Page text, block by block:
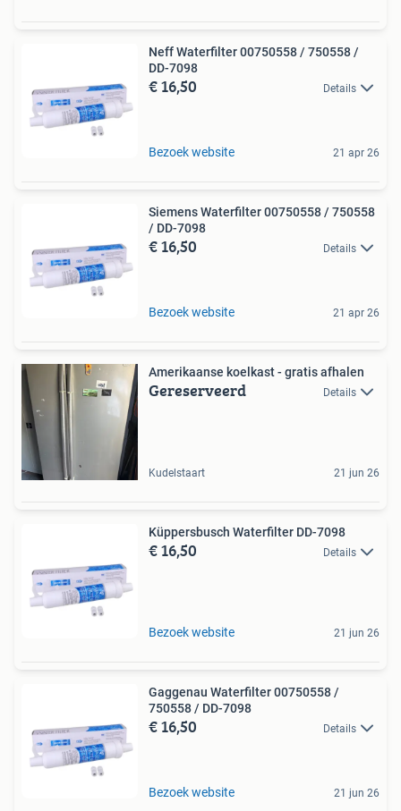
Neff Waterfilter 00750558 / 750558 /
DD-7098
€ 16,50 Details
Bezoek website 21 apr 26
Siemens Waterfilter 00750558 / 750558
/ DD-7098
€ 16,50 Details
Bezoek website 21 apr 26
Amerikaanse koelkast - gratis afhalen
Gereserveerd Details
Kudelstaart 21 jun 26
Küppersbusch Waterfilter DD-7098
€ 16,50 Details
Bezoek website 21 jun 26
Gaggenau Waterfilter 00750558 /
750558 / DD-7098
€ 16,50 Details
Bezoek website 21 jun 26